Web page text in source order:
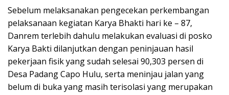
Sebelum melaksanakan pengecekan perkembangan
pelaksanaan kegiatan Karya Bhakti hari ke – 87,
Danrem terlebih dahulu melakukan evaluasi di posko
Karya Bakti dilanjutkan dengan peninjauan hasil
pekerjaan fisik yang sudah selesai 90,303 persen di
Desa Padang Capo Hulu, serta meninjau jalan yang
belum di buka yang masih terisolasi yang merupakan